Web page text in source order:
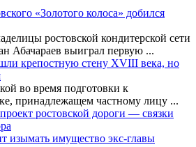
«Золотого колоса» добился
ростовской кондитерской сети
Абачараев выиграл первую ...
крепостную стену XVIII века, но
во время подготовки к
принадлежащем частному лицу ...
ростовской дороги — связки
изымать имущество экс-главы